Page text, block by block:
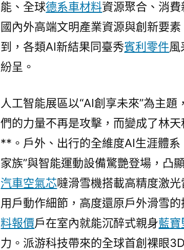
能、全球德系車材料資源聚合、消
國內外高端文明產業資源與創新要
到，各類AI新結果同臺秀賓利零件風
紛呈。
人工智能展區以“AI創享未來”為主
們的力量不再是攻擊，而變成了林
**。戶外、出行的全維度AI生涯體系
家族”與智能運動設備驚艷登場，凸
汽車空氣芯噠滑雪機搭載高精度激
用戶動作細節，高度還原戶外滑雪
料報價戶在室內就能沉醉式親身藍寶
力。派游科技帶來的全球首創裸眼